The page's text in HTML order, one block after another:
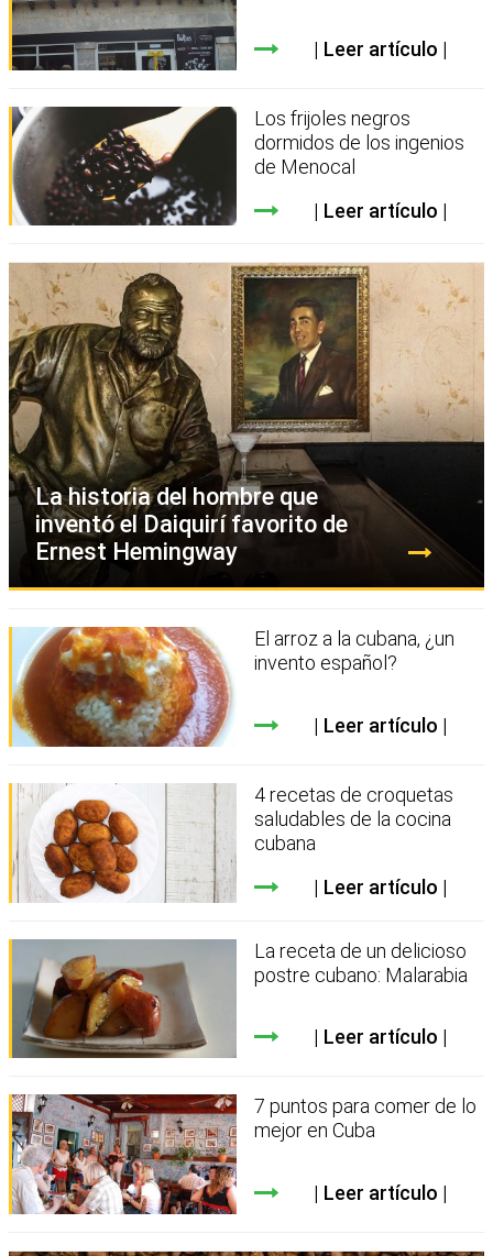
Leer artículo
Los frijoles negros
dormidos de los ingenios
de Menocal
Leer artículo
La historia del hombre que
inventó el Daiquirí favorito de
Ernest Hemingway
El arroz a la cubana, ¿un
invento español?
Leer artículo
4 recetas de croquetas
saludables de la cocina
cubana
Leer artículo
La receta de un delicioso
postre cubano: Malarabia
Leer artículo
7 puntos para comer de lo
mejor en Cuba
Leer artículo